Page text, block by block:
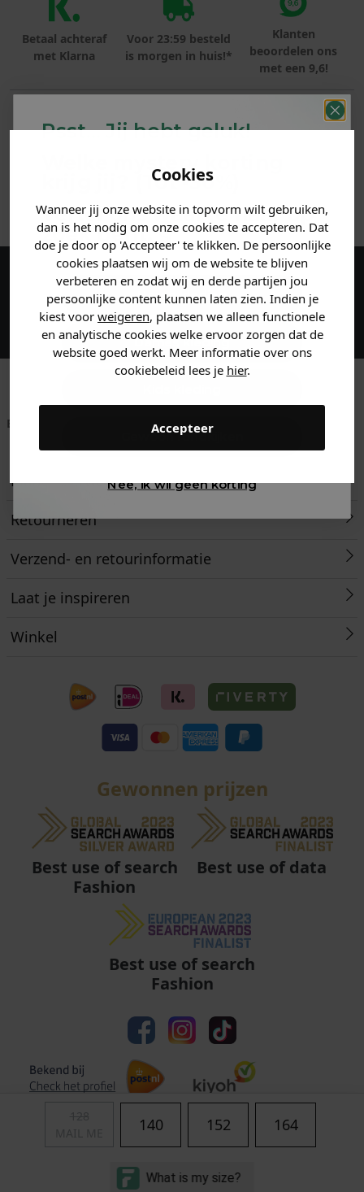
Cookies
Wanneer jij onze website in topvorm wilt gebruiken,
dan is het nodig om onze cookies te accepteren. Dat
doe je door op 'Accepteer' te klikken. De persoonlijke
cookies plaatsen wij om de website te blijven
verbeteren en zodat wij en derde partijen jou
persoonlijke content kunnen laten zien. Indien je
kiest voor weigeren, plaatsen we alleen functionele
en analytische cookies welke ervoor zorgen dat de
website goed werkt. Meer informatie over ons
cookiebeleid lees je hier.
Accepteer
140 152 164
Betaal achteraf
met Klarna
Voor 23:59 besteld
is morgen in huis!*
Klanten
beoordelen ons
met een 9,6!
Maak een account aan en ontvang 5%
korting op je eerste bestelling!
Betaal achteraf met
Voor 23:59 besteld
is morgen in huis!*
Klantenservice
Retourneren
Verzend- en retourinformatie
Laat je inspireren
Winkel
Gewonnen prijzen
Best use of search
Fashion
Best use of data
Best use of search
Fashion
Algemene voorwaarden | Privacy
Psst... Jij hebt geluk!
Welke mystery
krijg jij? (Tot-30%
Vertel ons waar je naar op
zoek bent. 👇
Heren kleding
Dames kleding
Gewoon rondkijken
Nee, ik wil geen korting